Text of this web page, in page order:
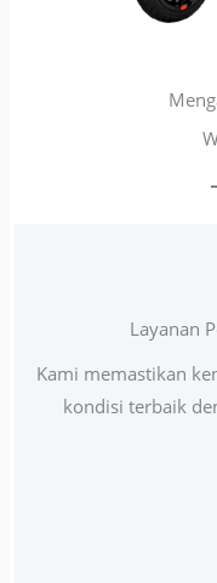
Layanan
Kami memastikan
kondisi terbaik